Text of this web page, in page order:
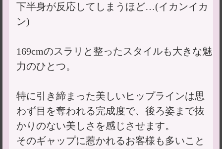
下半身が反応してしまうほど…(イカンイカ
ン)
169cmのスラリと整ったスタイルも大きな魅
力のひとつ。
特に引き締まった美しいヒップラインは思
わず目を奪われる完成度で、後ろ姿まで抜
かりのない美しさを感じさせます。
そのギャップに惹かれるお客様も多いこと